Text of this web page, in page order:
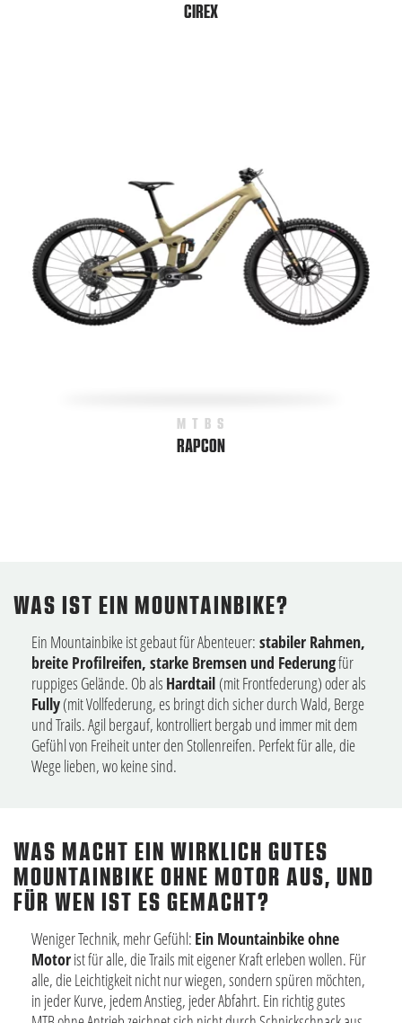
CIREX
MTBS
RAPCON
WAS IST EIN MOUNTAINBIKE?
Ein Mountainbike ist gebaut für Abenteuer: stabiler Rahmen,
breite Profilreifen, starke Bremsen und Federungfür
ruppiges Gelände. Ob als Hardtail (mit Frontfederung) oder als
Fully(mit Vollfederung, es bringt dich sicher durch Wald, Berge
und Trails. Agil bergauf, kontrolliert bergab und immer mit dem
Gefühl von Freiheit unter den Stollenreifen. Perfekt für alle, die
Wege lieben, wo keine sind.
WAS MACHT EIN WIRKLICH GUTES
MOUNTAINBIKE OHNE MOTOR AUS, UND
FÜR WEN IST ES GEMACHT?
Weniger Technik, mehr Gefühl: Ein Mountainbike ohne
Motorist für alle, die Trails mit eigener Kraft erleben wollen. Für
alle, die Leichtigkeit nicht nur wiegen, sondern spüren möchten,
in jeder Kurve, jedem Anstieg, jeder Abfahrt. Ein richtig gutes